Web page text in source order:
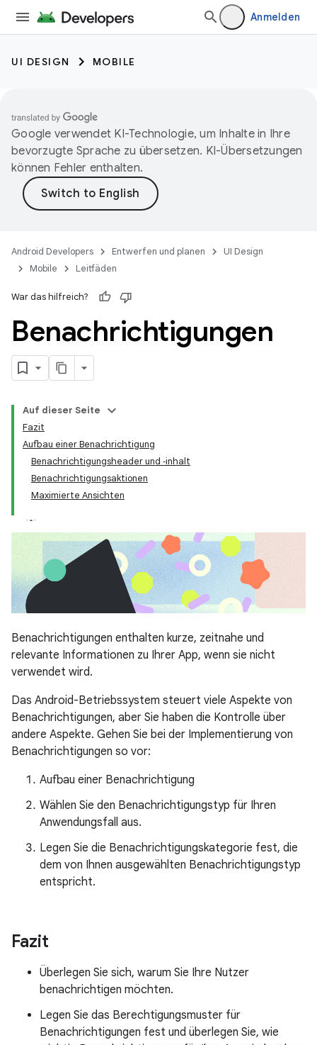
Anmelden
UI DESIGN MOBILE
Google verwendet KI-Technologie, um Inhalte in Ihre
bevorzugte Sprache zu übersetzen. KI-Übersetzungen
können Fehler enthalten.
Android Developers Entwerfen und planen
UI Design
Mobile
Leitfäden
War das hilfreich?
Benachrichtigungen
Auf dieser Seite
Fazit
Aufbau einer Benachrichtigung
Benachrichtigungsheader und ‑inhalt
Benachrichtigungsaktionen
Maximierte Ansichten
Benachrichtigungen enthalten kurze, zeitnahe und
relevante Informationen zu Ihrer App, wenn sie nicht
verwendet wird.
Das Android-Betriebssystem steuert viele Aspekte von
Benachrichtigungen, aber Sie haben die Kontrolle über
andere Aspekte. Gehen Sie bei der Implementierung von
Benachrichtigungen so vor:
Aufbau einer Benachrichtigung
Wählen Sie den Benachrichtigungstyp für Ihren
Anwendungsfall aus.
Legen Sie die Benachrichtigungskategorie fest, die
dem von Ihnen ausgewählten Benachrichtigungstyp
entspricht.
Fazit
Überlegen Sie sich, warum Sie Ihre Nutzer
benachrichtigen möchten.
Legen Sie das Berechtigungsmuster für
Benachrichtigungen fest und überlegen Sie, wie